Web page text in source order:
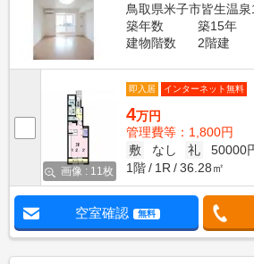
鳥取県米子市皆生温泉
築年数
築15年
建物階数
2階建
画像 : 11枚
即入居 インターネット無料
4万円
管理費等：1,800円
敷
なし 礼
50000
1階
1R 36.28㎡
空室確認 無料